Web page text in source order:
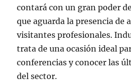
contará con un gran poder
que aguarda la presencia de
visitantes profesionales.
trata de una ocasión ideal
conferencias y conocer las
del sector.